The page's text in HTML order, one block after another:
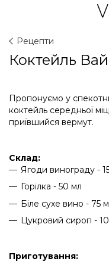
Рецепти
Коктейль
Пропонуємо у
коктейль середньої
приївшийся вермут.
Склад:
Ягоди винограду -
Горілка - 50 мл
Біле сухе вино - 75
Цукровий сироп -
Приготування: